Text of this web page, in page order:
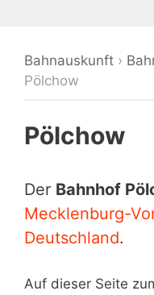
Bahnauskunft ›
Pölchow
Pölchow
Der Bahnhof
Mecklenburg-
Deutschland.
Auf dieser Seite